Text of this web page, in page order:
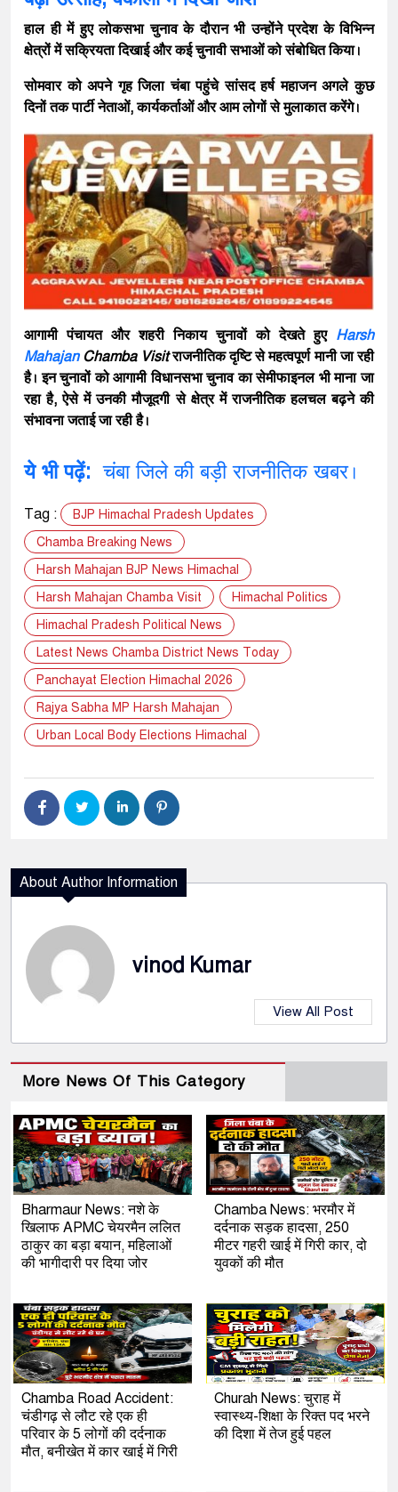
हाल ही में हुए लोकसभा चुनाव के दौरान भी उन्होंने प्रदेश के विभिन्न
क्षेत्रों में सक्रियता दिखाई और कई चुनावी सभाओं को संबोधित किया।
सोमवार को अपने गृह जिला चंबा पहुंचे सांसदहर्ष महाजनअगले कुछ
दिनों तक पार्टी नेताओं, कार्यकर्ताओं और आम लोगों से मुलाकात करेंगे।
आगामी पंचायत और शहरी निकाय चुनावों को देखते हुए Harsh
MahajanChamba Visitराजनीतिक दृष्टि से महत्वपूर्ण मानी जा रही
है। इन चुनावों को आगामी विधानसभा चुनाव का सेमीफाइनल भी माना जा
रहा है, ऐसे में उनकी मौजूदगी से क्षेत्र में राजनीतिक हलचल बढ़ने की
संभावना जताई जा रही है।
ये भी पढ़ें: चंबा जिले की बड़ी राजनीतिक खबर।
Tag :
BJP Himachal Pradesh Updates
Chamba Breaking News
Harsh Mahajan BJP News Himachal
Harsh Mahajan Chamba Visit
Himachal Politics
Himachal Pradesh Political News
Latest News Chamba District News Today
Panchayat Election Himachal 2026
Rajya Sabha MP Harsh Mahajan
Urban Local Body Elections Himachal
About Author Information
vinod Kumar
View All Post
More News Of This Category
Bharmaur News: नशे के
खिलाफ APMC चेयरमैन ललित
ठाकुर का बड़ा बयान, महिलाओं
की भागीदारी पर दिया जोर
Chamba News: भरमौर में
दर्दनाक सड़क हादसा, 250
मीटर गहरी खाई में गिरी कार, दो
युवकों की मौत
Chamba Road Accident:
चंडीगढ़ से लौट रहे एक ही
परिवार के 5 लोगों की दर्दनाक
मौत, बनीखेत में कार खाई में गिरी
Churah News: चुराह में
स्वास्थ्य-शिक्षा के रिक्त पद भरने
की दिशा में तेज हुई पहल